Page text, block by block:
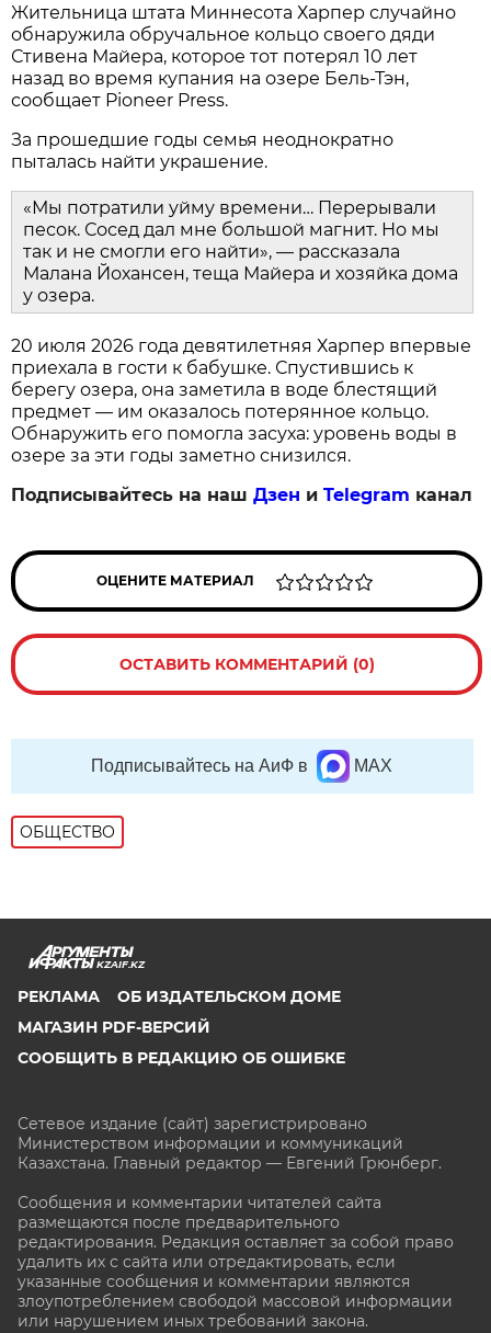
Жительница штата Миннесота Харпер случайно
обнаружила обручальное кольцо своего дяди
Стивена Майера, которое тот потерял 10 лет
назад во время купания на озере Бель-Тэн,
сообщает Pioneer Press.
За прошедшие годы семья неоднократно
пыталась найти украшение.
«Мы потратили уйму времени… Перерывали
песок. Сосед дал мне большой магнит. Но мы
так и не смогли его найти», — рассказала
Малана Йохансен, теща Майера и хозяйка дома
у озера.
20 июля 2026 года девятилетняя Харпер впервые
приехала в гости к бабушке. Спустившись к
берегу озера, она заметила в воде блестящий
предмет — им оказалось потерянное кольцо.
Обнаружить его помогла засуха: уровень воды в
озере за эти годы заметно снизился.
Подписывайтесь на нашДзен иTelegram канал
ОЦЕНИТЕ МАТЕРИАЛ
ОСТАВИТЬ КОММЕНТАРИЙ (0)
Подписывайтесь на АиФ в MAX
ОБЩЕСТВО
KZAIF.KZ
РЕКЛАМА
ОБ ИЗДАТЕЛЬСКОМ ДОМЕ
МАГАЗИН PDF-ВЕРСИЙ
СООБЩИТЬ В РЕДАКЦИЮ ОБ ОШИБКЕ
Сетевое издание (сайт) зарегистрировано
Министерством информации и коммуникаций
Казахстана. Главный редактор — Евгений Грюнберг.
Сообщения и комментарии читателей сайта
размещаются после предварительного
редактирования. Редакция оставляет за собой право
удалить их с сайта или отредактировать, если
указанные сообщения и комментарии являются
злоупотреблением свободой массовой информации
или нарушением иных требований закона.